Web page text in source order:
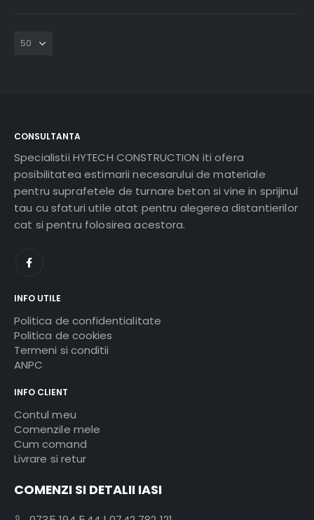
CONSULTANTA
Specialistii HYTECH CONSTRUCTION iti ofera
posibilitatea estimarii necesarului de materiale
pentru suprafetele de turnare beton si vine in sprijinul
tau cu sfaturi utile atat pentru alegerea distantierilor
cat si pentru folosirea acestora.
INFO UTILE
Politica de confidentialitate
Politica de cookies
Termeni si conditii
ANPC
INFO CLIENT
Contul meu
Comenzile mele
Cum comand
Livrare si retur
COMENZI SI DETALII IASI